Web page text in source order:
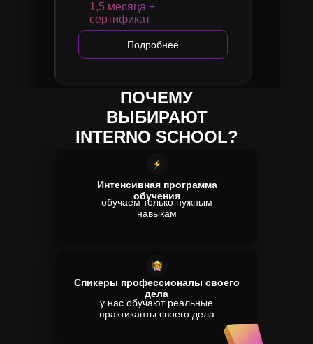
Подробнее
1,5 месяца +
сертификат
ПОЧЕМУ
ВЫБИРАЮТ
INTERNO SCHOOL?
Спикеры профессионалы своего
дела
у нас обучают реальные
практиканты своего дела
Интенсивная программа
обучения
обучаем только нужным
навыкам